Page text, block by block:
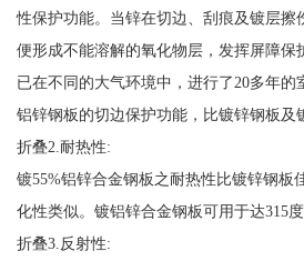
性保护功能。当锌在切边、刮痕及镀层擦
便形成不能溶解的氧化物层，发挥屏障保
已在不同的大气环境中，进行了20多年的
铝锌钢板的切边保护功能，比镀锌钢板及
折叠2.耐热性:
镀55%铝锌合金钢板之耐热性比镀锌钢板
化性类似。镀铝锌合金钢板可用于达315度
折叠3.反射性: